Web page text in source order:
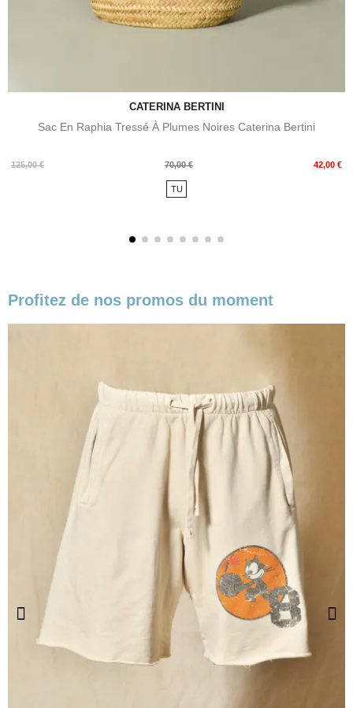
CATERINA BERTINI
Sac En Raphia Tressé À Plumes Noires Caterina Bertini
125,00 €
Prix
70,00 € 42,00 €
Prix
TU
Profitez de nos promos du moment